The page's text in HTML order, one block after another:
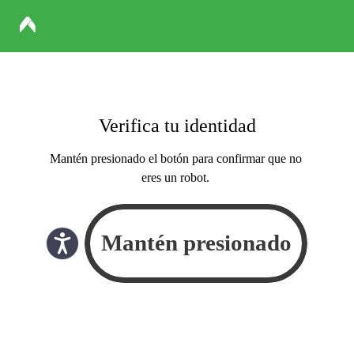
Verifica tu identidad
Mantén presionado el botón para confirmar que no
eres un robot.